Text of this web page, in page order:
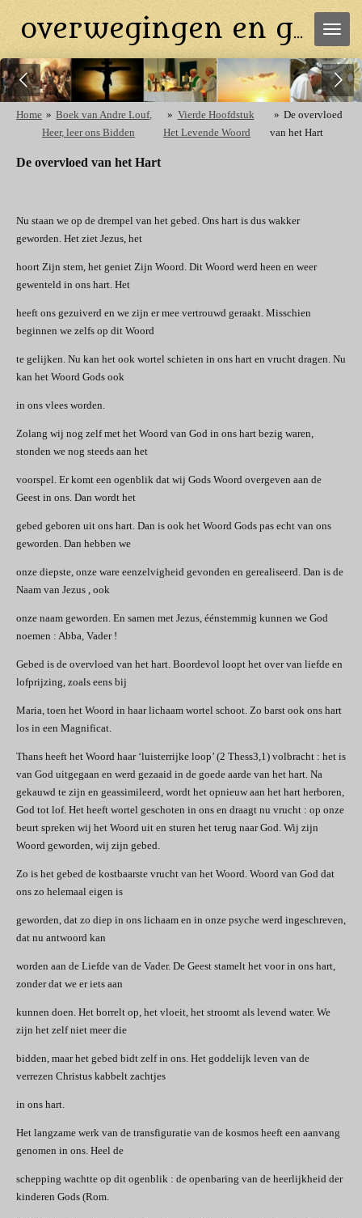
direct
de
hoofdinhoud
overwegingen en gebeden
Home » Boek van Andre Louf,
Heer, leer ons Bidden
» Vierde Hoofdstuk
Het Levende Woord
» De overvloed
van het Hart
De overvloed van het Hart
Nu staan we op de drempel van het gebed. Ons hart is dus wakker
geworden. Het ziet Jezus, het
hoort Zijn stem, het geniet Zijn Woord. Dit Woord werd heen en weer
gewenteld in ons hart. Het
heeft ons gezuiverd en we zijn er mee vertrouwd geraakt. Misschien
beginnen we zelfs op dit Woord
te gelijken. Nu kan het ook wortel schieten in ons hart en vrucht dragen. Nu
kan het Woord Gods ook
in ons vlees worden.
Zolang wij nog zelf met het Woord van God in ons hart bezig waren,
stonden we nog steeds aan het
voorspel. Er komt een ogenblik dat wij Gods Woord overgeven aan de
Geest in ons. Dan wordt het
gebed geboren uit ons hart. Dan is ook het Woord Gods pas echt van ons
geworden. Dan hebben we
onze diepste, onze ware eenzelvigheid gevonden en gerealiseerd. Dan is de
Naam van Jezus , ook
onze naam geworden. En samen met Jezus, éénstemmig kunnen we God
noemen : Abba, Vader !
Gebed is de overvloed van het hart. Boordevol loopt het over van liefde en
lofprijzing, zoals eens bij
Maria, toen het Woord in haar lichaam wortel schoot. Zo barst ook ons hart
los in een Magnificat.
Thans heeft het Woord haar ‘luisterrijke loop’ (2 Thess3,1) volbracht : het is
van God uitgegaan en werd gezaaid in de goede aarde van het hart. Na
gekauwd te zijn en geassimileerd, wordt het opnieuw aan het hart herboren,
God tot lof. Het heeft wortel geschoten in ons en draagt nu vrucht : op onze
beurt spreken wij het Woord uit en sturen het terug naar God. Wij zijn
Woord geworden, wij zijn gebed.
Zo is het gebed de kostbaarste vrucht van het Woord. Woord van God dat
ons zo helemaal eigen is
geworden, dat zo diep in ons lichaam en in onze psyche werd ingeschreven,
dat nu antwoord kan
worden aan de Liefde van de Vader. De Geest stamelt het voor in ons hart,
zonder dat we er iets aan
kunnen doen. Het borrelt op, het vloeit, het stroomt als levend water. We
zijn het zelf niet meer die
bidden, maar het gebed bidt zelf in ons. Het goddelijk leven van de
verrezen Christus kabbelt zachtjes
in ons hart.
Het langzame werk van de transfiguratie van de kosmos heeft een aanvang
genomen in ons. Heel de
schepping wachtte op dit ogenblik : de openbaring van de heerlijkheid der
kinderen Gods (Rom.